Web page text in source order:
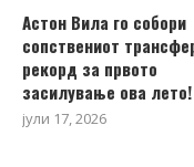
Астон Вила го собори
сопствениот
рекорд за првото
засилување ова лето!
јули 17, 2026